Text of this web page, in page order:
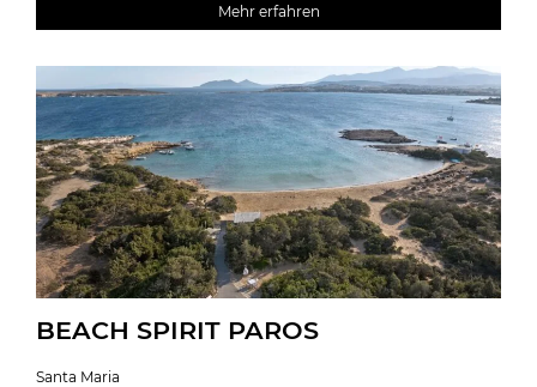
Mehr erfahren
BEACH SPIRIT PAROS
Santa Maria